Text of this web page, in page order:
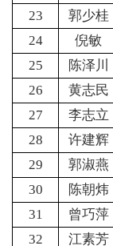
23
郭少桂
24
倪敏
25
陈泽川
26
黄志民
27
李志立
28
许建辉
29
郭淑燕
30
陈朝炜
31
曾巧萍
32
江素芳